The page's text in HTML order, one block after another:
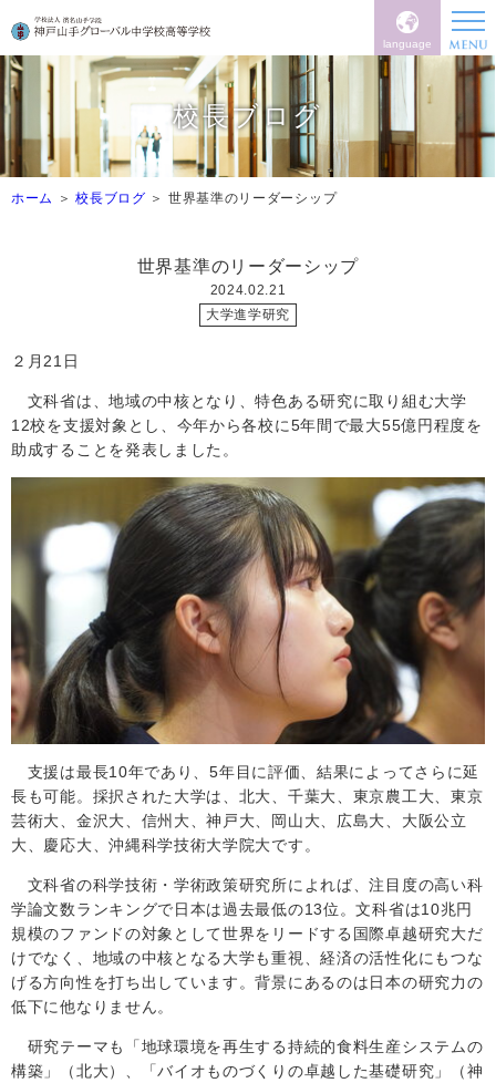
language
校長ブログ
ホーム 校長ブログ 世界基準のリーダーシップ
世界基準のリーダーシップ
2024.02.21
大学進学研究
２月21日
文科省は、地域の中核となり、特色ある研究に取り組む大学
12校を支援対象とし、今年から各校に5年間で最大55億円程度を
助成することを発表しました。
支援は最長10年であり、5年目に評価、結果によってさらに延
長も可能。採択された大学は、北大、千葉大、東京農工大、東京
芸術大、金沢大、信州大、神戸大、岡山大、広島大、大阪公立
大、慶応大、沖縄科学技術大学院大です。
文科省の科学技術・学術政策研究所によれば、注目度の高い科
学論文数ランキングで日本は過去最低の13位。文科省は10兆円
規模のファンドの対象として世界をリードする国際卓越研究大だ
けでなく、地域の中核となる大学も重視、経済の活性化にもつな
げる方向性を打ち出しています。背景にあるのは日本の研究力の
低下に他なりません。
研究テーマも「地球環境を再生する持続的食料生産システムの
構築」（北大）、「バイオものづくりの卓越した基礎研究」（神